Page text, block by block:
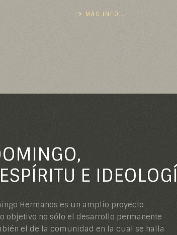
MÁS INFO...
E
Hermanos es un amplio proyecto
objetivo no sólo el desarrollo permanente
el de la comunidad en la cual se halla
desde su fundación, es lo que nos
que seamos una de las pocas que, en
mantener su estructura familiar original,